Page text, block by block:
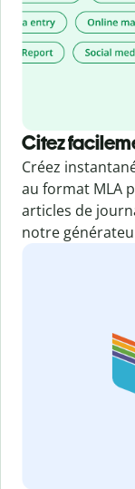
Citez
Créez
au format MLA
articles de
notre